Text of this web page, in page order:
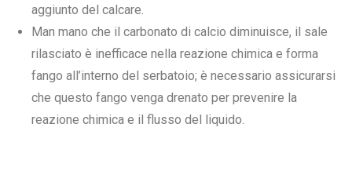
aggiunto del calcare.
Man mano che il carbonato di calcio diminuisce, il sale
rilasciato è inefficace nella reazione chimica e forma
fango all’interno del serbatoio; è necessario assicurarsi
che questo fango venga drenato per prevenire la
reazione chimica e il flusso del liquido.